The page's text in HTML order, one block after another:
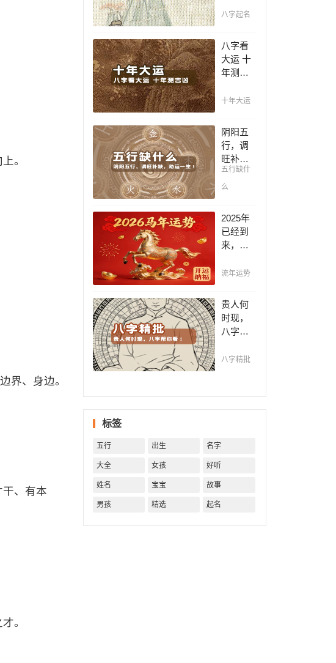
。
界、身边。
、有本
。
顺！
赐子千
如教子
一艺；
教子一
艺，不
好名！
八字起名
八字看
大运 十
年测吉
年一运
凶，未
来命运
全知
晓。
十年大运
阴阳五
行，调
旺补
缺，助
运一
晓五
行，把
控起伏
波澜，
缺，助
一生！
五行缺什
么
2025年
已经到
来，如
把握先
吉避
凶，不
走弯
路，点
查看！
流年运势
贵人何
时现，
八字帮
平阴阳
八字精批
标签
五行 出生 名字
大全 女孩 好听
姓名 宝宝 故事
男孩 精选 起名